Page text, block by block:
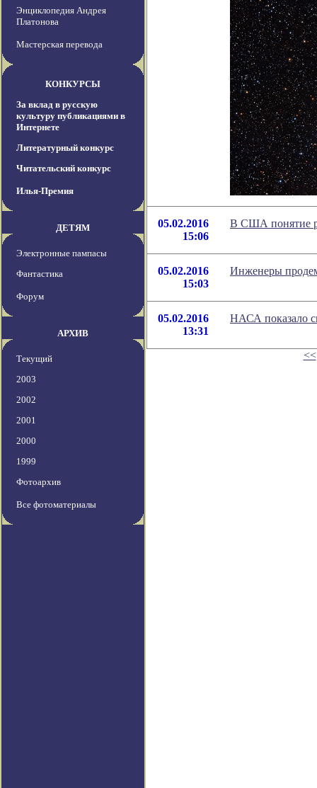
Энциклопедия Андрея
Платонова
Мастерская перевода
КОНКУРСЫ
За вклад в русскую
культуру публикациями в
Интернете
Литературный конкурс
Читательский конкурс
Илья-Премия
ДЕТЯМ
Электронные пампасы
Фантастика
Форум
АРХИВ
Текущий
2003
2002
2001
2000
1999
Фотоархив
Все фотоматериалы
05.02.2016
15:06
В США понятие
05.02.2016
15:03
Инженеры
05.02.2016
13:31
НАСА показало
<<